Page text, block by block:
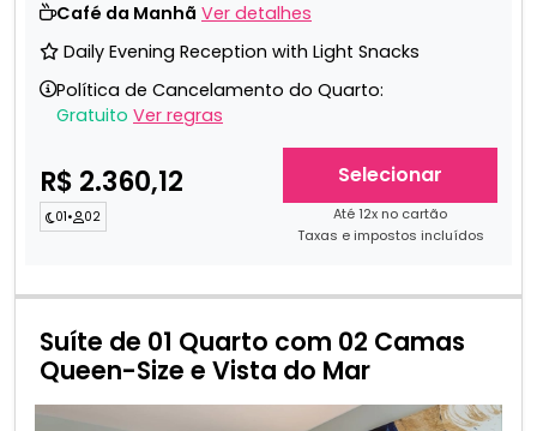
Café da Manhã Ver detalhes
Daily Evening Reception with Light Snacks
Política de Cancelamento do Quarto:
Gratuito Ver regras
R$ 2.360,12
01• 02
Selecionar
Até 12x no cartão
Taxas e impostos incluídos
Suíte de 01 Quarto com 02 Camas
Queen-Size e Vista do Mar